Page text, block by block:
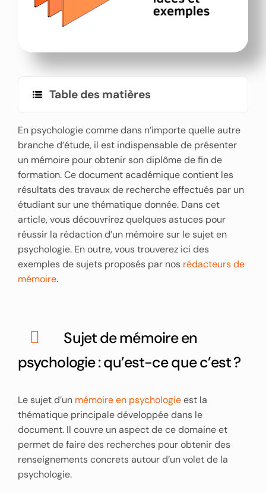
Table des matières
En psychologie comme dans n’importe quelle autre
branche d’étude, il est indispensable de présenter
un mémoire pour obtenir son diplôme de fin de
formation. Ce document académique contient les
résultats des travaux de recherche effectués par un
étudiant sur une thématique donnée. Dans cet
article, vous découvrirez quelques astuces pour
réussir la rédaction d’un mémoire sur le sujet en
psychologie. En outre, vous trouverez ici des
exemples de sujets proposés par nos rédacteurs de
mémoire.
Sujet de mémoire en
psychologie : qu’est-ce que c’est ?
Le sujet d’un mémoire en psychologieest la
thématique principale développée dans le
document. Il couvre un aspect de ce domaine et
permet de faire des recherches pour obtenir des
renseignements concrets autour d’un volet de la
psychologie.